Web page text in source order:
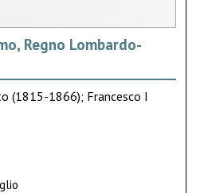
Regno Lombardo-
(1815-1866); Francesco I